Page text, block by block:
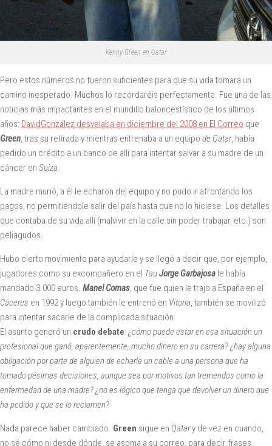
Kenny Green en Qatar
Pero estos números no fueron suficientes para que su vida tomara un
camino inesperado. Muchos lo recordaréis perfectamente. Fue una de las
noticias más impactantes en el mundillo baloncestístico de los últimos
años: DavidGonzález desvelaba en diciembre del 2008 en El Correo que
Green, tras su retirada y mientras entrenaba a un equipo de Qatar, había
pedido un crédito a un banco de allí para intentar salvar a su madre de un
cáncer en Suiza.
La madre murió, a él le echaron del equipo y no pudo ir afrontando los
pagos, no permitiéndole salir del país hasta que no lo hiciese. Los detalles
que contaba de su vida allí (malvivir en la calle sin poder trabajar, etc.) son
peliagudos.
Hubo cierto movimiento para ayudarle y se llegó a decir que, por ejemplo,
jugadores como su excompañero en el TauJorge Garbajosa le había
mandado 3.000 euros. Manel Comas, que fue quien le trajo a España en el
Cáceres en 1992 y luego también le entrenó en Vitoria, también se movilizó
para intentar sacarle de la complicada situación.
El asunto generó un crudo debate: ¿cómo puede estar en esa situación un
profesional que ganó, aparentemente, mucho dinero en su carrera? ¿hay alguna
obligación por parte de alguien de echarle un cable a una persona que ha
tomado pésimas decisiones, aunque sea por motivos tan tremendos como la
enfermedad de una madre? ¿no es lógico que tenga que devolver un dinero que
ha pedido y que se lo reclamen?
Nada parece haber cambiado. Green sigue en Qatary de vez en cuando,
no sé cómo ni desde dónde, se asoma a su correo, para decir frases